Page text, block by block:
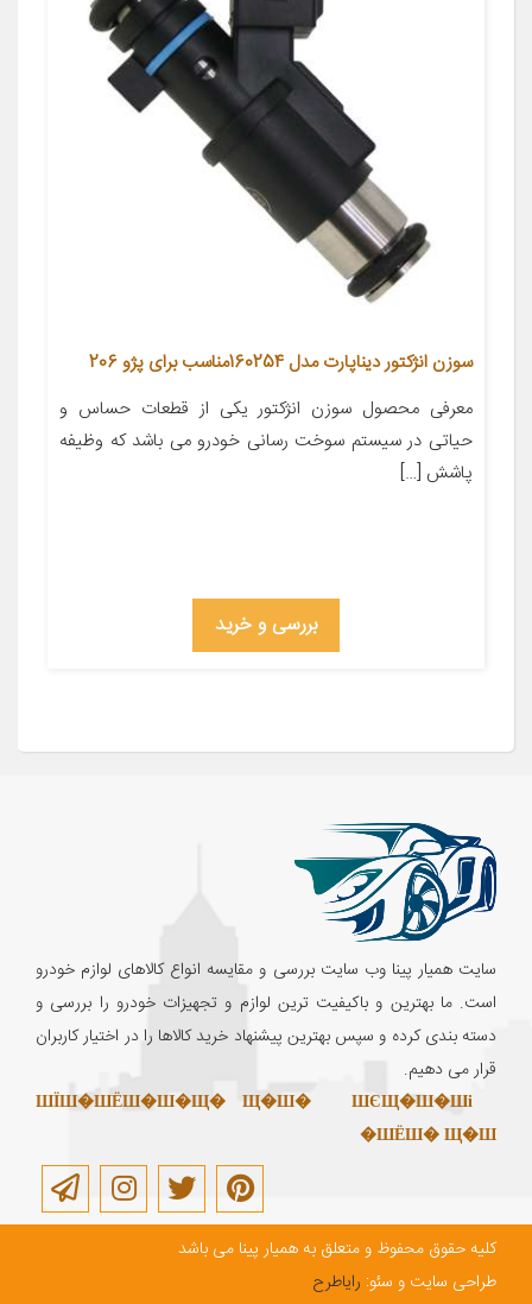
سوزن انژکتور دیناپارت مدل 160254مناسب برای پژو 206
معرفی محصول سوزن انژکتور یکی از قطعات حساس و
حیاتی در سیستم سوخت رسانی خودرو می باشد که وظیفه
پاشش […]
بررسی و خرید
سایت همیار پینا وب سایت بررسی و مقایسه انواع کالاهای لوازم خودرو
است. ما بهترین و باکیفیت ترین لوازم و تجهیزات خودرو را بررسی و
دسته بندی کرده و سپس بهترین پیشنهاد خرید کالاها را در اختیار کاربران
قرار می دهیم.
ШЇШ�ШЁШ�Ш�Щ� Щ�Ш�
ШЄЩ�Ш�Ші
ШЁШ� Щ�Ш�
کلیه حقوق محفوظ و متعلق به همیار پینا می باشد
طراحی سایت و سئو: رایاطرح